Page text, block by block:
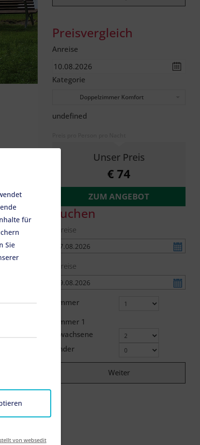
Preisvergleich
Anreise
Kategorie
Doppelzimmer Komfort
undefined
Unser Preis
€ 74
ZUM ANGEBOT
Buchen
Anreise
Abreise
Zimmer
Zimmer 1
Erwachsene
Kinder
Weiter
für
Sie
von websedit